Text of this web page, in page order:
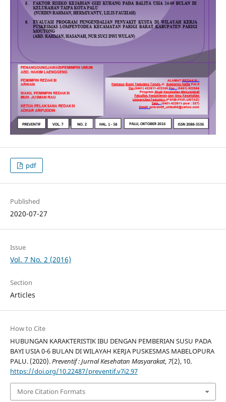
pdf
Published
2020-07-27
Issue
Vol. 7 No. 2 (2016)
Section
Articles
How to Cite
HUBUNGAN KARAKTERISTIK IBU DENGAN PEMBERIAN SUSU PADA
BAYI USIA 0-6 BULAN DI WILAYAH KERJA PUSKESMAS MABELOPURA
PALU. (2020).Preventif : Jurnal Kesehatan Masyarakat, 7(2), 10.
https://doi.org/10.22487/preventif.v7i2.97
More Citation Formats